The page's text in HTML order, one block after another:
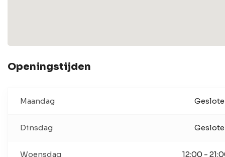
Openingstijden
Maandag
Dinsdag
Woensdag 12:00 -